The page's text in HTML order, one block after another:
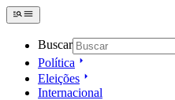
Buscar
Política
Eleições
Internacional